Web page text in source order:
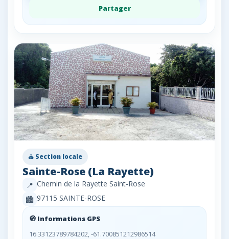
Partager
⛪ Section locale
Sainte-Rose (La Rayette)
📍 Chemin de la Rayette Saint-Rose
🏙️ 97115 SAINTE-ROSE
🧭 Informations GPS
16.33123789784202, -61.700851212986514